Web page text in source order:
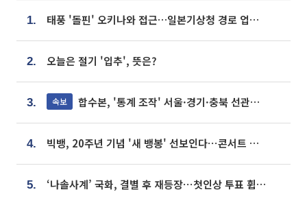
1. 태풍 '돌핀' 오키나와 접근…일본기상청 경로 업데이트
2. 오늘은 절기 '입추', 뜻은?
3. 속보 합수본, '통계 조작' 서울·경기·충북 선관위 등 추가 압수수색
4. 빅뱅, 20주년 기념 '새 뱅봉' 선보인다⋯콘서트 앞두고 팝업 개최
5. ‘나솔사계’ 국화, 결별 후 재등장⋯첫인상 투표 휩쓸고 ‘인기녀’ 등극